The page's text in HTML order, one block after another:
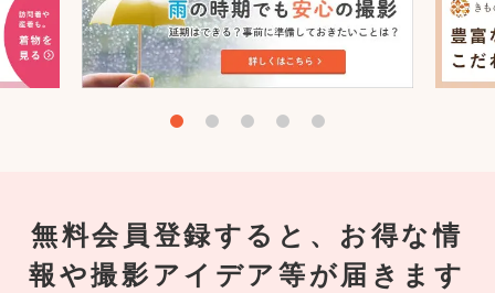
無料会員登録すると、お得な情
報や撮影アイデア等が届きます